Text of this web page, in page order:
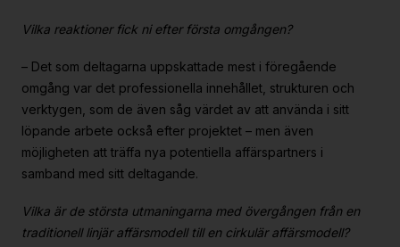
Vilka reaktioner fick ni efter första omgången?
– Det som deltagarna uppskattade mest i föregående
omgång var det professionella innehållet, strukturen och
verktygen, som de även såg värdet av att använda i sitt
löpande arbete också efter projektet – men även
möjligheten att träffa nya potentiella affärspartners i
samband med sitt deltagande.
Vilka är de största utmaningarna med övergången från en
traditionell linjär affärsmodell till en cirkulär affärsmodell?